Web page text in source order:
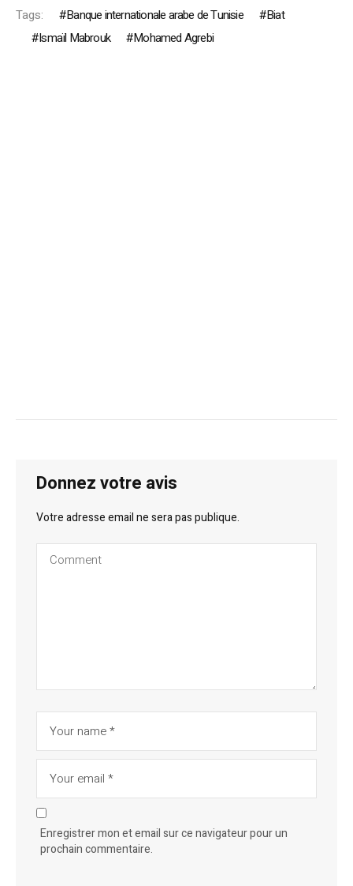
Tags: Banque internationale arabe de Tunisie
Biat
Ismaïl Mabrouk
Mohamed Agrebi
Donnez votre avis
Votre adresse email ne sera pas publique.
Enregistrer mon et email sur ce navigateur pour un
prochain commentaire.